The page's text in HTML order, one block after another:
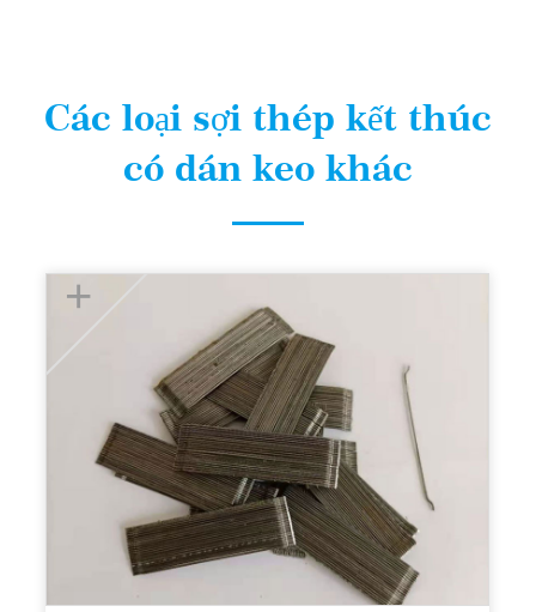
Các loại sợi thép kết thúc
có dán keo khác
+